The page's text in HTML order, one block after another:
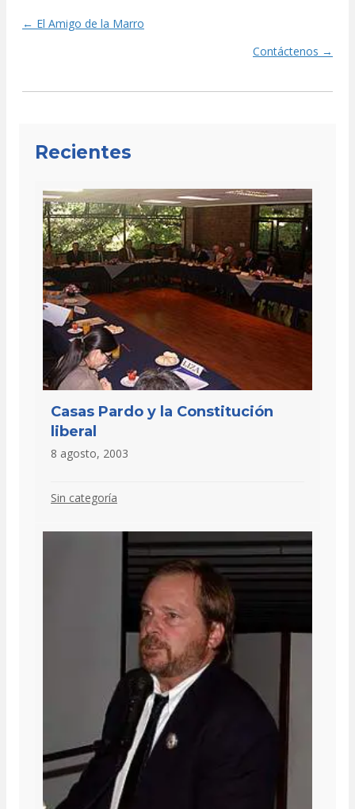
Posts
← El Amigo de la Marro
Contáctenos →
Recientes
Casas Pardo y la Constitución
liberal
8 agosto, 2003
Sin categoría